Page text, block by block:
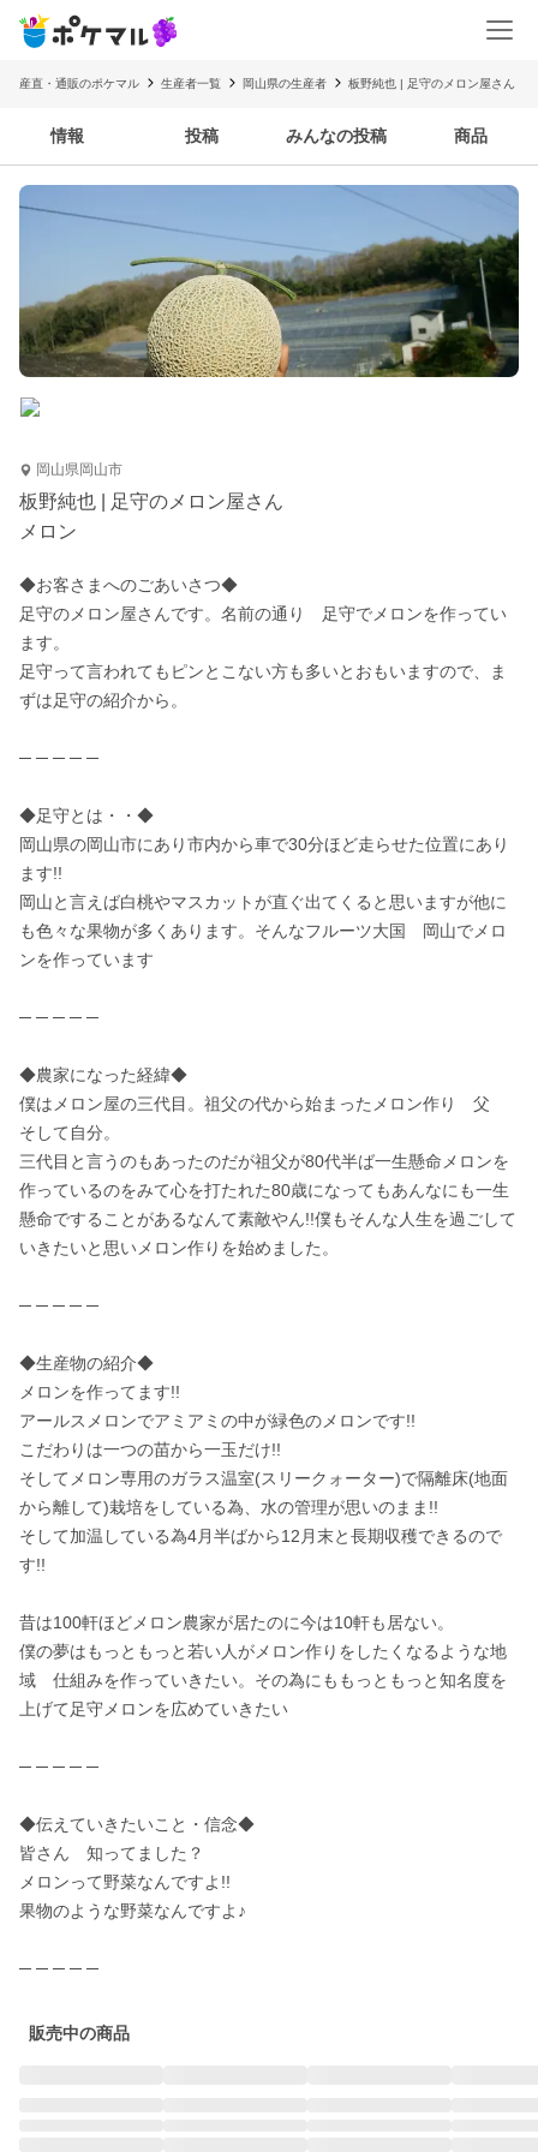
産直・通販のポケマル 生産者一覧 岡山県の生産者 板野純也 | 足守のメロン屋さん
情報 投稿 みんなの投稿 商品
岡山県岡山市
板野純也 | 足守のメロン屋さん
メロン
◆お客さまへのごあいさつ◆
足守のメロン屋さんです。名前の通り　足守でメロンを作ってい
ます。
足守って言われてもピンとこない方も多いとおもいますので、ま
ずは足守の紹介から。
─ ─ ─ ─ ─
◆足守とは・・◆
岡山県の岡山市にあり市内から車で30分ほど走らせた位置にあり
ます!!
岡山と言えば白桃やマスカットが直ぐ出てくると思いますが他に
も色々な果物が多くあります。そんなフルーツ大国　岡山でメロ
ンを作っています
─ ─ ─ ─ ─
◆農家になった経緯◆
僕はメロン屋の三代目。祖父の代から始まったメロン作り　父
そして自分。
三代目と言うのもあったのだが祖父が80代半ば一生懸命メロンを
作っているのをみて心を打たれた80歳になってもあんなにも一生
懸命ですることがあるなんて素敵やん!!僕もそんな人生を過ごして
いきたいと思いメロン作りを始めました。
─ ─ ─ ─ ─
◆生産物の紹介◆
メロンを作ってます!!
アールスメロンでアミアミの中が緑色のメロンです!!
こだわりは一つの苗から一玉だけ!!
そしてメロン専用のガラス温室(スリークォーター)で隔離床(地面
から離して)栽培をしている為、水の管理が思いのまま!!
そして加温している為4月半ばから12月末と長期収穫できるので
す!!
昔は100軒ほどメロン農家が居たのに今は10軒も居ない。
僕の夢はもっともっと若い人がメロン作りをしたくなるような地
域　仕組みを作っていきたい。その為にももっともっと知名度を
上げて足守メロンを広めていきたい
─ ─ ─ ─ ─
◆伝えていきたいこと・信念◆
皆さん　知ってました？
メロンって野菜なんですよ!!
果物のような野菜なんですよ♪
販売中の商品